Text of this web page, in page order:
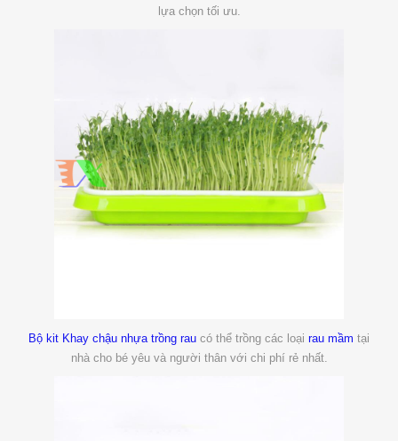
lựa chọn tối ưu.
Bộ kit Khay chậu nhựa trồng rau có thể trồng các loại rau mầm tại
nhà cho bé yêu và người thân với chi phí rẻ nhất.